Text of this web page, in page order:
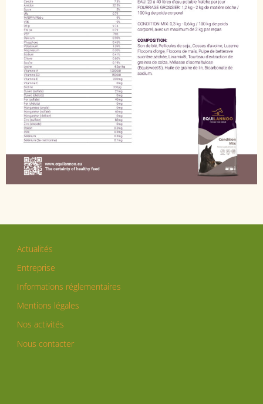
Actualités
Entreprise
Informations réglementaires
Mentions légales
Nos activités
Nous contacter